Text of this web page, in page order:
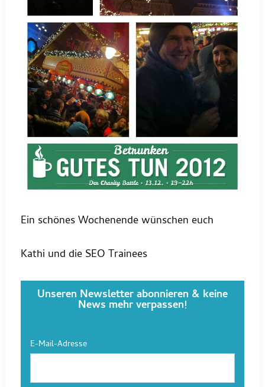
Ein schönes Wochenende wünschen euch
Kathi und die SEO Trainees
Unseren Newsletter abonnieren & keine
News mehr verpassen!
E-Mail-Adresse